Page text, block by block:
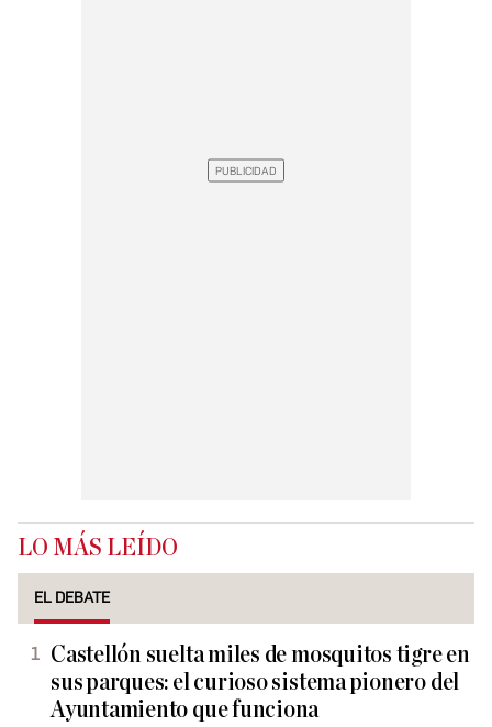
LO MÁS LEÍDO
EL DEBATE
Castellón suelta miles de mosquitos tigre en
sus parques: el curioso sistema pionero del
Ayuntamiento que funciona